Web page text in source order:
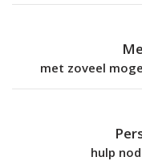
met zoveel
hulp